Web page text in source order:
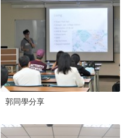
郭同學分享